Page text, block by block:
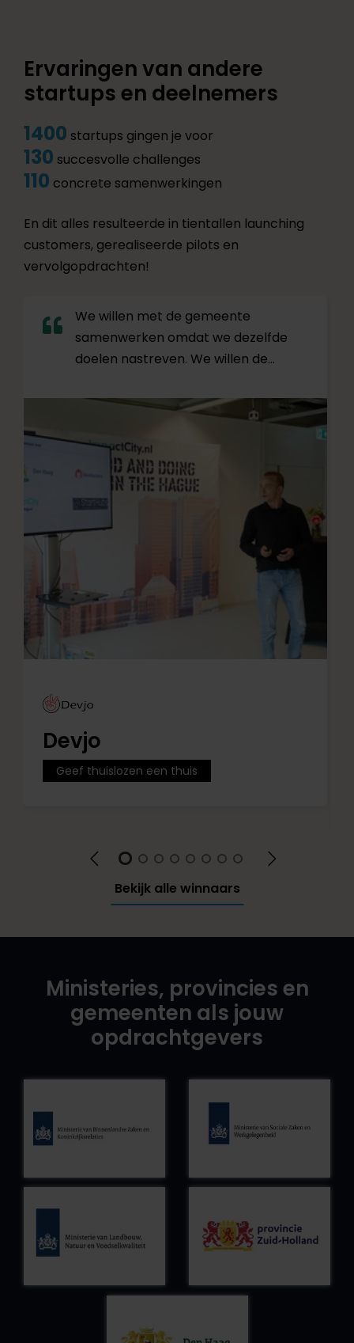
Ervaringen van andere
startups en deelnemers
1400 startups gingen je voor
130 succesvolle challenges
110 concrete samenwerkingen
En dit alles resulteerde in tientallen launching
customers, gerealiseerde pilots en
vervolgopdrachten!
We willen met de gemeente
samenwerken omdat we dezelfde
doelen nastreven. We willen de
effectief uitvoeren van het
gemeentelijke ’10-puntenplan ter
verbetering van de Maatschappelijke
Opvang
Devjo
Geef thuislozen een thuis
Bekijk alle winnaars
Ministeries, provincies en
gemeenten als jouw
opdrachtgevers